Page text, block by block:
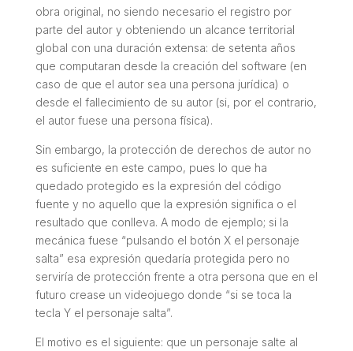
obra original, no siendo necesario el registro por
parte del autor y obteniendo un alcance territorial
global con una duración extensa: de setenta años
que computaran desde la creación del software (en
caso de que el autor sea una persona jurídica) o
desde el fallecimiento de su autor (si, por el contrario,
el autor fuese una persona física).
Sin embargo, la protección de derechos de autor no
es suficiente en este campo, pues lo que ha
quedado protegido es la expresión del código
fuente y no aquello que la expresión significa o el
resultado que conlleva. A modo de ejemplo; si la
mecánica fuese “pulsando el botón X el personaje
salta” esa expresión quedaría protegida pero no
serviría de protección frente a otra persona que en el
futuro crease un videojuego donde “si se toca la
tecla Y el personaje salta”.
El motivo es el siguiente: que un personaje salte al